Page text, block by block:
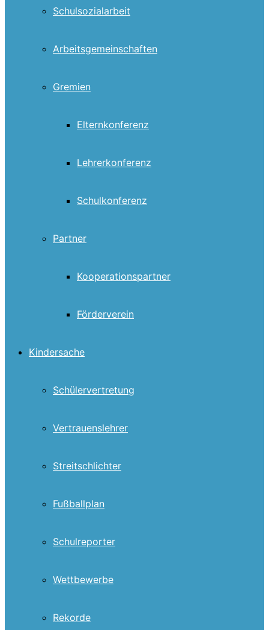
Schulsozialarbeit
Arbeitsgemeinschaften
Gremien
Elternkonferenz
Lehrerkonferenz
Schulkonferenz
Partner
Kooperationspartner
Förderverein
Kindersache
Schülervertretung
Vertrauenslehrer
Streitschlichter
Fußballplan
Schulreporter
Wettbewerbe
Rekorde